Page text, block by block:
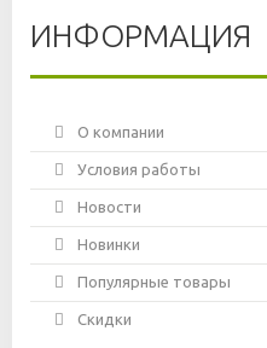
ИНФОРМАЦИЯ
О компании
Условия работы
Новости
Новинки
Популярные товары
Скидки